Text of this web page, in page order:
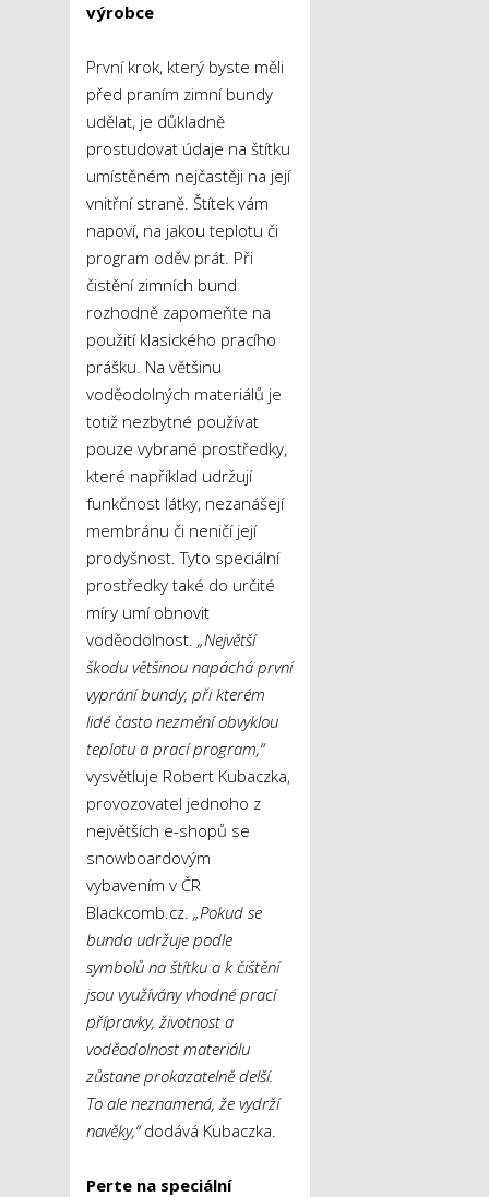
výrobce
První krok, který byste měli
před praním zimní bundy
udělat, je důkladně
prostudovat údaje na štítku
umístěném nejčastěji na její
vnitřní straně. Štítek vám
napoví, na jakou teplotu či
program oděv prát. Při
čistění zimních bund
rozhodně zapomeňte na
použití klasického pracího
prášku. Na většinu
voděodolných materiálů je
totiž nezbytné používat
pouze vybrané prostředky,
které například udržují
funkčnost látky, nezanášejí
membránu či neničí její
prodyšnost. Tyto speciální
prostředky také do určité
míry umí obnovit
voděodolnost. „Největší
škodu většinou napáchá první
vyprání bundy, při kterém
lidé často nezmění obvyklou
teplotu a prací program,“
vysvětluje Robert Kubaczka,
provozovatel jednoho z
největších e-shopů se
snowboardovým
vybavením v ČR
Blackcomb.cz. „Pokud se
bunda udržuje podle
symbolů na štítku a k čištění
jsou využívány vhodné prací
přípravky, životnost a
voděodolnost materiálu
zůstane prokazatelně delší.
To ale neznamená, že vydrží
navěky,“dodává Kubaczka.
Perte na speciální